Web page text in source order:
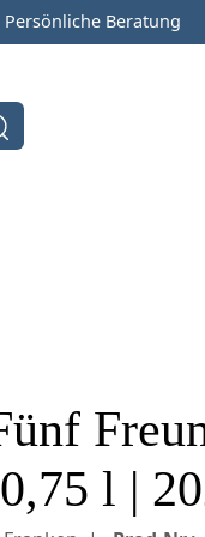
Persönliche Beratung
l |